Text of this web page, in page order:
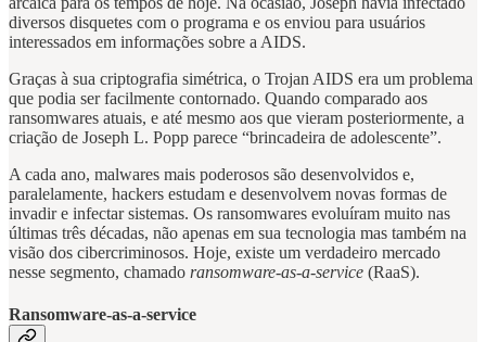
diversos disquetes com o programa e os enviou para usuários
interessados em informações sobre a AIDS.
Graças à sua criptografia simétrica, o Trojan AIDS era um problema
que podia ser facilmente contornado. Quando comparado aos
ransomwares atuais, e até mesmo aos que vieram posteriormente, a
criação de Joseph L. Popp parece “brincadeira de adolescente”.
A cada ano, malwares mais poderosos são desenvolvidos e,
paralelamente, hackers estudam e desenvolvem novas formas de
invadir e infectar sistemas. Os ransomwares evoluíram muito nas
últimas três décadas, não apenas em sua tecnologia mas também na
visão dos cibercriminosos. Hoje, existe um verdadeiro mercado
nesse segmento, chamado ransomware-as-a-service (RaaS).
Ransomware-as-a-service